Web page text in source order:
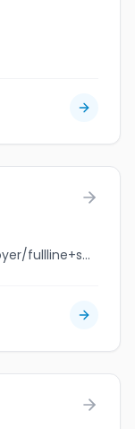
jobbank.gc.ca/browsejobs/employer/fullline+specialities+inc/ca